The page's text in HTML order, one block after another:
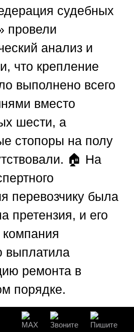
судебных
провели
анализ и
что крепление
выполнено всего
вместо
шести, а
стопоры на полу
🏠 На
перевозчику была
претензия, и его
компания
выплатила
ремонта в
порядке.
партии